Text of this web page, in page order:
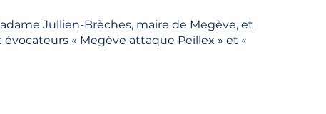
Jullien-Brèches, maire de Megève, et
« Megève attaque Peillex » et «